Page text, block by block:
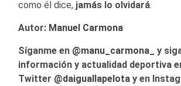
como él dice, jamás lo olvidará.
Autor: Manuel Carmona
Síganme en @manu_carmona_
y
información y actualidad deportiva
Twitter @daiguallapelota y en